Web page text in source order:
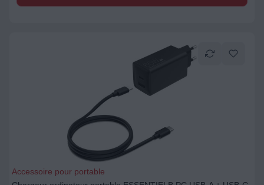
Accessoire pour portable